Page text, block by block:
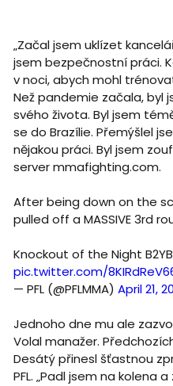
„Začal jsem uklízet
jsem bezpečnostní práci.
v noci, abych mohl
Než pandemie začala, byl
svého života. Byl jsem
se do Brazílie. Přemýšlel
nějakou práci. Byl jsem
server mmafighting.com.
After being down on the
pulled off a MASSIVE 3rd
Knockout of the Night B2YB
pic.twitter.com/
— PFL (@PFLMMA) April 21,
Jednoho dne mu ale
Volal manažer.
Desátý přinesl šťastnou
PFL. „Padl jsem na kolena